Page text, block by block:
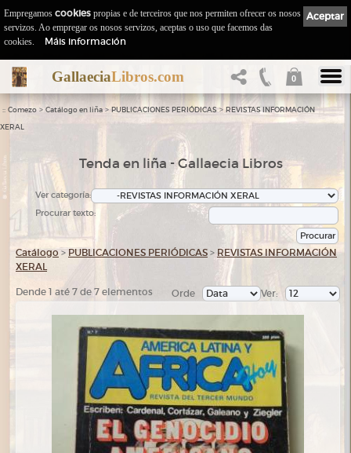
GallaeciaLibros.com 0
:: Comezo > Catálogo en liña > PUBLICACIONES PERIÓDICAS> REVISTAS INFORMACIÓN
XERAL
Tenda en liña - Gallaecia Libros
Ver categoría:
Procurar texto:
Catálogo > PUBLICACIONES PERIÓDICAS > REVISTAS INFORMACIÓN
XERAL
Dende 1 até 7 de 7 elementos Ver:
Orde
Aceptar
Empregamos cookies propias e de terceiros que nos permiten ofrecer os nosos
servizos. Ao empregar os nosos servizos, aceptas o uso que facemos das
cookies.
Máis información